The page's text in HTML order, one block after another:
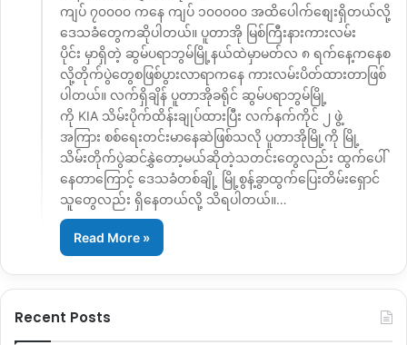
ကျပ် ၇၀၀၀၀ ကနေ ကျပ် ၁၀၀၀၀၀ အထိပေါက်စျေးရှိတယ်လို့
ဒေသခံတွေကဆိုပါတယ်။ ပူတာအို မြစ်ကြီးနားကားလမ်း
ပိုင်း မှာရှိတဲ့ ဆွမ်ပရာဘွမ်မြို့နယ်ထဲမှာမတ်လ ၈ ရက်နေ့ကနေစ
လို့တိုက်ပွဲတွေစဖြစ်ပွားလာရာကနေ ကားလမ်းပိတ်ထားတာဖြစ်
ပါတယ်။ လက်ရှိချိန် ပူတာအိုခရိုင် ဆွမ်ပရာဘွမ်မြို့
ကို KIA သိမ်းပိုက်ထိန်းချုပ်ထားပြီး လက်နက်ကိုင် ၂ ဖွဲ့
အကြား စစ်ရေးတင်းမာနေဆဲဖြစ်သလို ပူတာအိုမြို့ကို မြို့
သိမ်းတိုက်ပွဲဆင်နွှဲတော့မယ်ဆိုတဲ့သတင်းတွေလည်း ထွက်ပေါ်
နေတာကြောင့် ဒေသခံတစ်ချို့ မြို့စွန့်ခွာထွက်ပြေးတိမ်းရှောင်
သူတွေလည်း ရှိနေတယ်လို့ သိရပါတယ်။…
Read More »
Recent Posts